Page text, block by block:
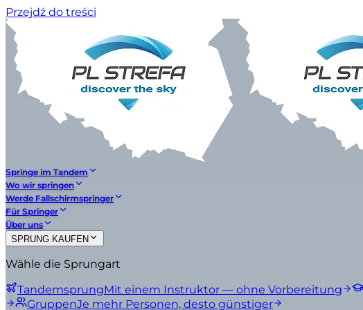
Przejdź do treści
Springe im Tandem
Wo wir springen
Werde Fallschirmspringer
Für Springer
Über uns
SPRUNG KAUFEN
Wähle die Sprungart
TandemsprungMit einem Instruktor — ohne Vorbereitung
GruppenJe mehr Personen, desto günstiger